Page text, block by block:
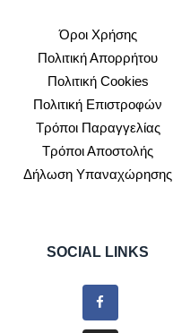
Όροι Χρήσης
Πολιτική Απορρήτου
Πολιτική Cookies
Πολιτική Επιστροφών
Τρόποι Παραγγελίας
Τρόποι Αποστολής
Δήλωση Υπαναχώρησης
SOCIAL LINKS